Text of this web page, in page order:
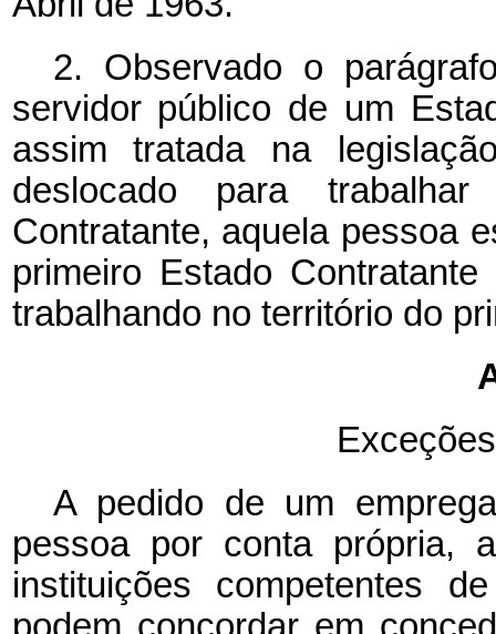
2. Observado o
servidor público de um
assim tratada na
deslocado para
Contratante, aquela pessoa
primeiro Estado
trabalhando no território do
A pedido de um
pessoa por conta própria,
instituições competentes
podem concordar em